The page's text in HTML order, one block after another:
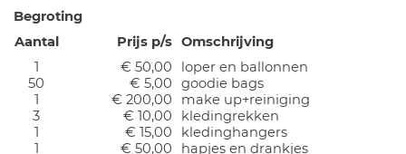
Begroting
Aantal
Prijs p/s Omschrijving
1
€ 50,00
loper en ballonnen
50
€ 5,00
goodie bags
1
€ 200,00
make up+reiniging
3
€ 10,00
kledingrekken
1
€ 15,00
kledinghangers
1
€ 50,00
hapjes en drankjes